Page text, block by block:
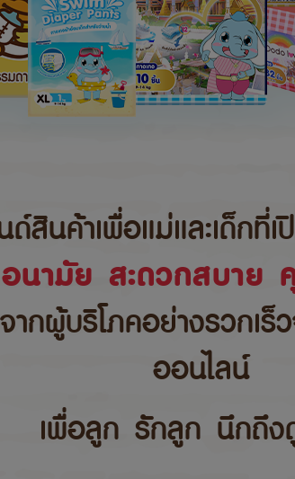
สินค้าเพื่อแม่และเด็ก
นามัย สะดวกสบาย
ากผู้บริโภคอย่างรวกเ
ออนไลน์
เพื่อลูก รักลูก นึกถึง